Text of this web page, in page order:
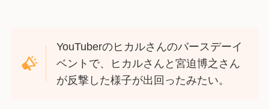
YouTuberのヒカルさんのバースデーイ
ベントで、ヒカルさんと宮迫博之さん
が反撃した様子が出回ったみたい。